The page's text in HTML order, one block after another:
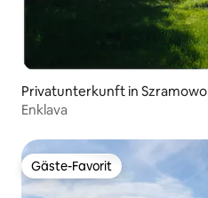
Privatunterkunft in Szramowo
Enklava
Gäste-Favorit
Gäste-Favorit